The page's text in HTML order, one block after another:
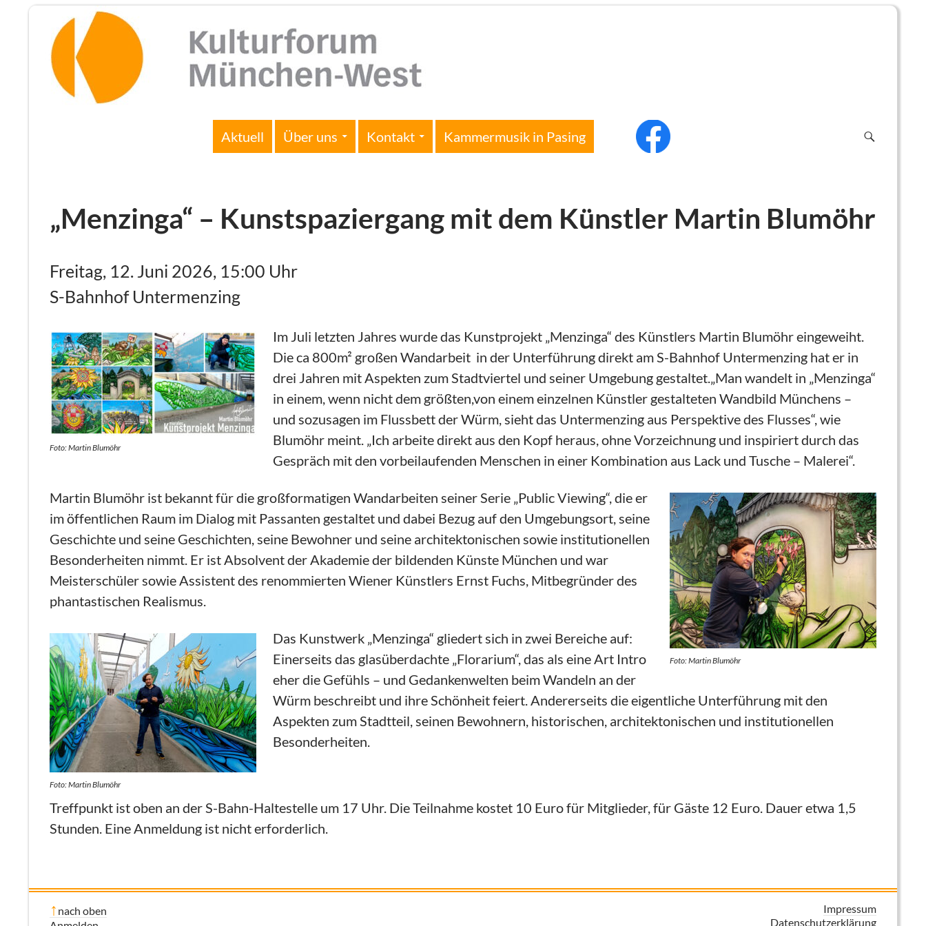
Aktuell Über uns Kontakt Kammermusik in Pasing f
„Menzinga“ – Kunstspaziergang mit dem Künstler Martin Blumöhr
Freitag, 12. Juni 2026, 15:00 Uhr
S-Bahnhof Untermenzing
Foto: Martin Blumöhr
Im Juli letzten Jahres wurde das Kunstprojekt „Menzinga“ des Künstlers Martin Blumöhr eingeweiht.
Die ca 800m² großen Wandarbeit in der Unterführung direkt am S-Bahnhof Untermenzing hat er in
drei Jahren mit Aspekten zum Stadtviertel und seiner Umgebung gestaltet.„Man wandelt in „Menzinga“
in einem, wenn nicht dem größten,von einem einzelnen Künstler gestalteten Wandbild Münchens –
und sozusagen im Flussbett der Würm, sieht das Untermenzing aus Perspektive des Flusses“, wie
Blumöhr meint. „Ich arbeite direkt aus den Kopf heraus, ohne Vorzeichnung und inspiriert durch das
Gespräch mit den vorbeilaufenden Menschen in einer Kombination aus Lack und Tusche – Malerei“.
Foto: Martin Blumöhr
Martin Blumöhr ist bekannt für die großformatigen Wandarbeiten seiner Serie „Public Viewing“, die er
im öffentlichen Raum im Dialog mit Passanten gestaltet und dabei Bezug auf den Umgebungsort, seine
Geschichte und seine Geschichten, seine Bewohner und seine architektonischen sowie institutionellen
Besonderheiten nimmt. Er ist Absolvent der Akademie der bildenden Künste München und war
Meisterschüler sowie Assistent des renommierten Wiener Künstlers Ernst Fuchs, Mitbegründer des
phantastischen Realismus.
Foto: Martin Blumöhr
Das Kunstwerk „Menzinga“ gliedert sich in zwei Bereiche auf:
Einerseits das glasüberdachte „Florarium“, das als eine Art Intro
eher die Gefühls – und Gedankenwelten beim Wandeln an der
Würm beschreibt und ihre Schönheit feiert. Andererseits die eigentliche Unterführung mit den
Aspekten zum Stadtteil, seinen Bewohnern, historischen, architektonischen und institutionellen
Besonderheiten.
Treffpunkt ist oben an der S-Bahn-Haltestelle um 17 Uhr. Die Teilnahme kostet 10 Euro für Mitglieder, für Gäste 12 Euro. Dauer etwa 1,5
Stunden. Eine Anmeldung ist nicht erforderlich.
nach oben
Impressum
Datenschutzerklärung